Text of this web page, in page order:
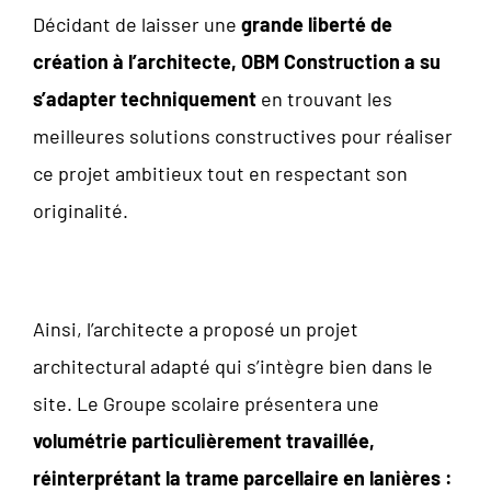
Décidant de laisser une grande liberté de
création à l’architecte, OBM Construction a su
s’adapter techniquement en trouvant les
meilleures solutions constructives pour réaliser
ce projet ambitieux tout en respectant son
originalité.
Ainsi, l’architecte a proposé un projet
architectural adapté qui s’intègre bien dans le
site. Le Groupe scolaire présentera une
volumétrie particulièrement travaillée,
réinterprétant la trame parcellaire en lanières :